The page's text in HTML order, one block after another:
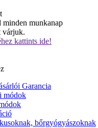
minden munkanap
várjuk.
kattints ide!
Garancia
módok
bőrgyógyászoknak